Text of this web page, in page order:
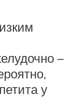
–
у